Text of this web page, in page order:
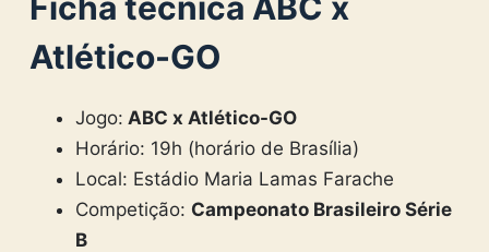
Atlético-GO
Jogo: ABC x Atlético-GO
Horário: 19h (horário de Brasília)
Local: Estádio Maria Lamas Farache
Competição: Campeonato Brasileiro Série
B